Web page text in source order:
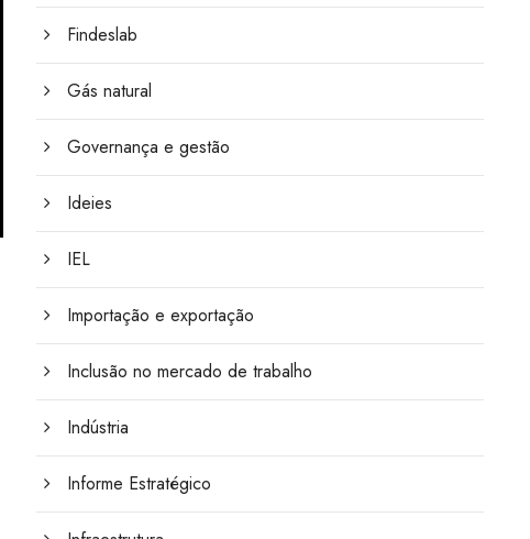
Findeslab
Gás natural
Governança e gestão
Ideies
IEL
Importação e exportação
Inclusão no mercado de trabalho
Indústria
Informe Estratégico